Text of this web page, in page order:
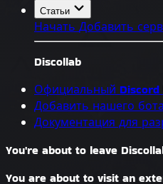
Статьи
Начать Добавить
Discollab
Официальный Discord
Добавить нашего бота
Документация для
You're about to leave
You are about to visit an